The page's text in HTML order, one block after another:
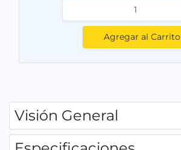
Agregar al Carrito
Visión General